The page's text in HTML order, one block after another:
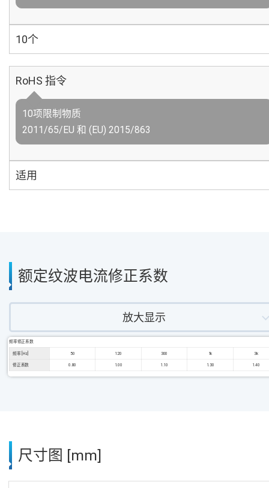
10个
RoHS 指令
10项限制物质
2011/65/EU 和 (EU) 2015/863
适用
额定纹波电流修正系数
放大显示
频率修正系数
频率 [Hz] 50 120 300 1k 3k
修正系数 0.80 1.00 1.10 1.30 1.40
尺寸图 [mm]